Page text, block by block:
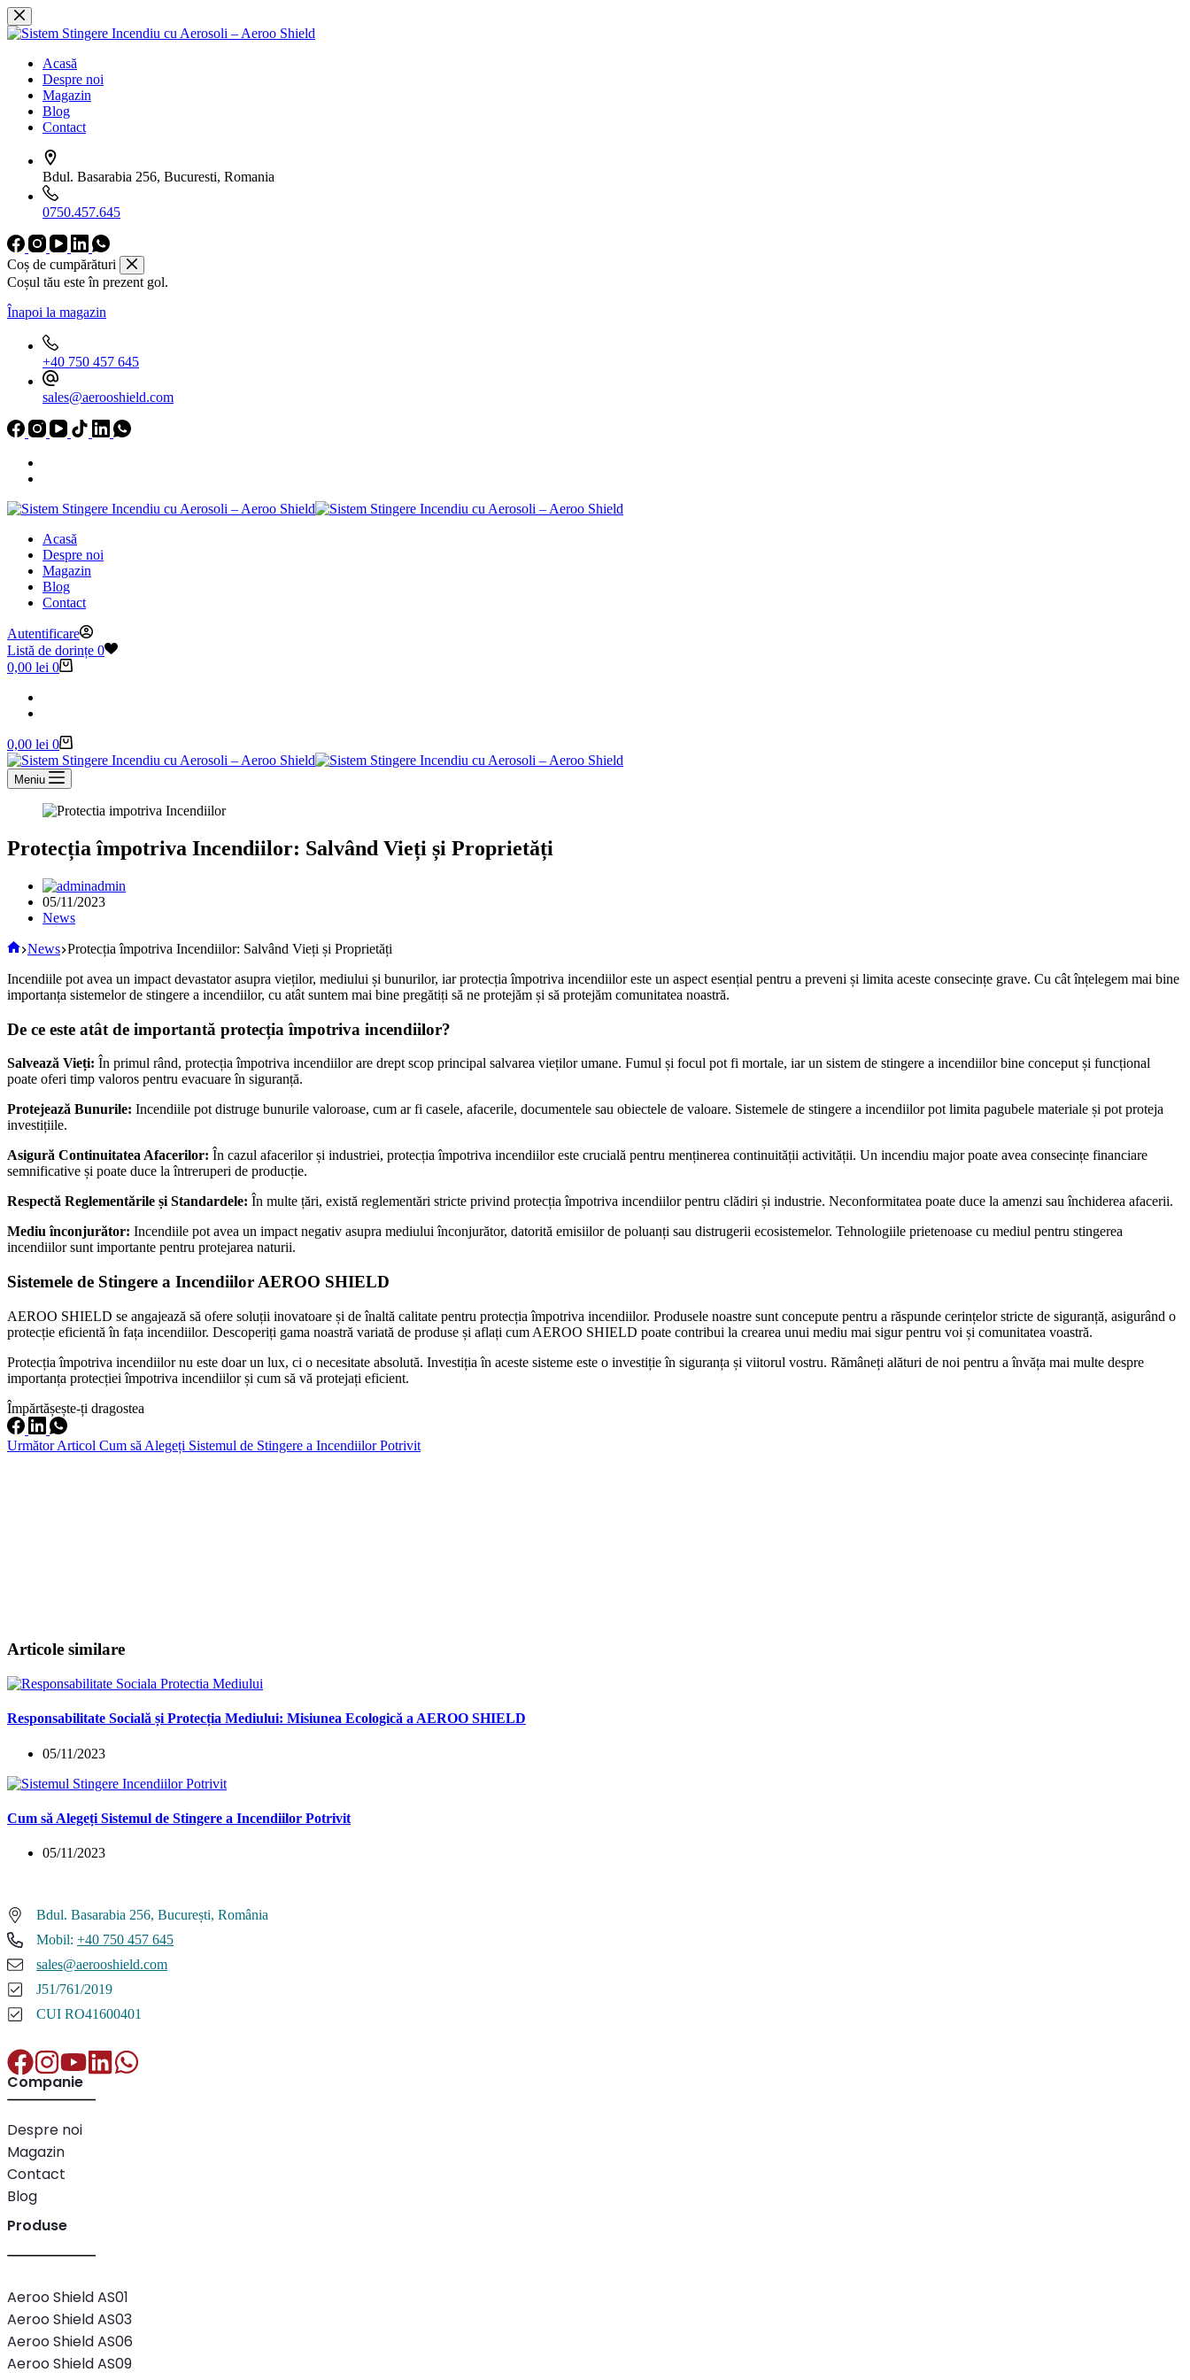
Sari
la
Acasă
Despre noi
Magazin
Blog
Contact
Bdul. Basarabia 256, Bucuresti, Romania
0750.457.645
Coș de cumpărături
Coșul tău este în prezent gol.
Înapoi la magazin
+40 750 457 645
sales@aerooshield.com
Acasă
Despre noi
Magazin
Blog
Contact
Autentificare
Listă de dorințe 0
Coș
cumpărături
0,00 lei 0
Coș
de
cumpărături
0,00 lei 0
Meniu
Protecția împotriva Incendiilor: Salvând Vieți și Proprietăți
admin
05/11/2023
News
Acasă
News Protecția împotriva Incendiilor: Salvând Vieți și Proprietăți
Incendiile pot avea un impact devastator asupra vieților, mediului și bunurilor, iar protecția împotriva incendiilor este un aspect esențial pentru a preveni și limita aceste consecințe grave. Cu cât înțelegem mai bine
importanța sistemelor de stingere a incendiilor, cu atât suntem mai bine pregătiți să ne protejăm și să protejăm comunitatea noastră.
De ce este atât de importantă protecția împotriva incendiilor?
Salvează Vieți: În primul rând, protecția împotriva incendiilor are drept scop principal salvarea vieților umane. Fumul și focul pot fi mortale, iar un sistem de stingere a incendiilor bine conceput și funcțional
poate oferi timp valoros pentru evacuare în siguranță.
Protejează Bunurile: Incendiile pot distruge bunurile valoroase, cum ar fi casele, afacerile, documentele sau obiectele de valoare. Sistemele de stingere a incendiilor pot limita pagubele materiale și pot proteja
investițiile.
Asigură Continuitatea Afacerilor: În cazul afacerilor și industriei, protecția împotriva incendiilor este crucială pentru menținerea continuității activității. Un incendiu major poate avea consecințe financiare
semnificative și poate duce la întreruperi de producție.
Respectă Reglementările și Standardele: În multe țări, există reglementări stricte privind protecția împotriva incendiilor pentru clădiri și industrie. Neconformitatea poate duce la amenzi sau închiderea afacerii.
Mediu înconjurător: Incendiile pot avea un impact negativ asupra mediului înconjurător, datorită emisiilor de poluanți sau distrugerii ecosistemelor. Tehnologiile prietenoase cu mediul pentru stingerea
incendiilor sunt importante pentru protejarea naturii.
Sistemele de Stingere a Incendiilor AEROO SHIELD
AEROO SHIELD se angajează să ofere soluții inovatoare și de înaltă calitate pentru protecția împotriva incendiilor. Produsele noastre sunt concepute pentru a răspunde cerințelor stricte de siguranță, asigurând o
protecție eficientă în fața incendiilor. Descoperiți gama noastră variată de produse și aflați cum AEROO SHIELD poate contribui la crearea unui mediu mai sigur pentru voi și comunitatea voastră.
Protecția împotriva incendiilor nu este doar un lux, ci o necesitate absolută. Investiția în aceste sisteme este o investiție în siguranța și viitorul vostru. Rămâneți alături de noi pentru a învăța mai multe despre
importanța protecției împotriva incendiilor și cum să vă protejați eficient.
Împărtășește-ți dragostea
UrmătorArticol Cum să Alegeți Sistemul de Stingere a Incendiilor Potrivit
Articole similare
Responsabilitate Socială și Protecția Mediului: Misiunea Ecologică a AEROO SHIELD
05/11/2023
Cum să Alegeți Sistemul de Stingere a Incendiilor Potrivit
05/11/2023
Bdul. Basarabia 256, București, România
Mobil: +40 750 457 645
sales@aerooshield.com
J51/761/2019
CUI RO41600401
Companie
Despre noi
Magazin
Contact
Blog
Produse
Aeroo Shield AS01
Aeroo Shield AS03
Aeroo Shield AS06
Aeroo Shield AS09